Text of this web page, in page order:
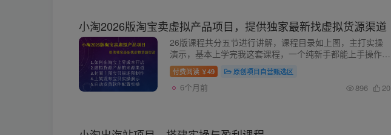
小淘2026版淘宝卖虚拟产品项目，提供独家最新找虚拟货源渠道
26版课程共分五节进行讲解，课程目录如上图，主打实操
演示，基本上学完我这套课程，一个纯新手都能上手操作，
最重要的是26版课程新增了虚拟货源来源渠道，多种找虚
拟货源的方法都会在课程里进行...
付费阅读 ￥49 原创项目自营甄选区
6个月前 896 20